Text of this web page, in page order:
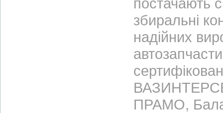
збиральні
надійних
ПРАМО,